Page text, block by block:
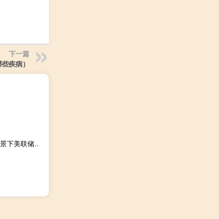
下一篇
疾病）
美联储梅斯特：在强于预期的经济数据和通胀上行风险的背景下美联储可能需要将利率“再提高一点”